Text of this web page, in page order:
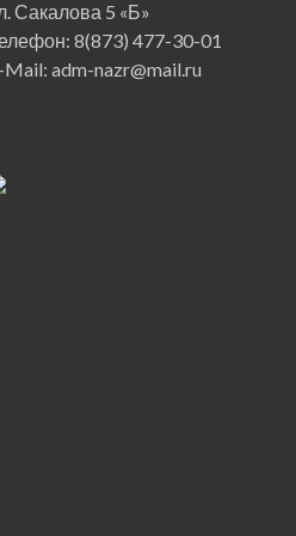
Сакалова 5 «Б»
8(873) 477-30-01
Mail: adm-nazr@mail.ru